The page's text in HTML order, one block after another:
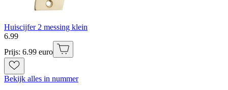
Huiscijfer 2 messing klein
6.99
Prijs: 6.99 euro
Bekijk alles in nummer